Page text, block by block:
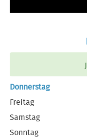
Donnerstag
Freitag
Samstag
Sonntag